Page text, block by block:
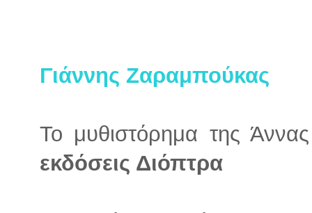
Γιάννης Ζαραμπούκας
Το μυθιστόρημα της
εκδόσεις Διόπτρα